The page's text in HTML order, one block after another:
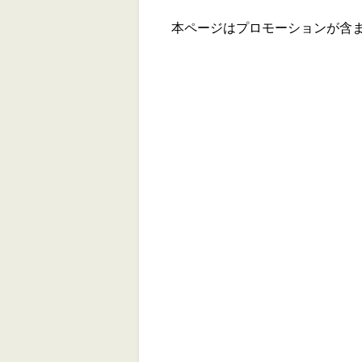
本ページはプロモーションが含